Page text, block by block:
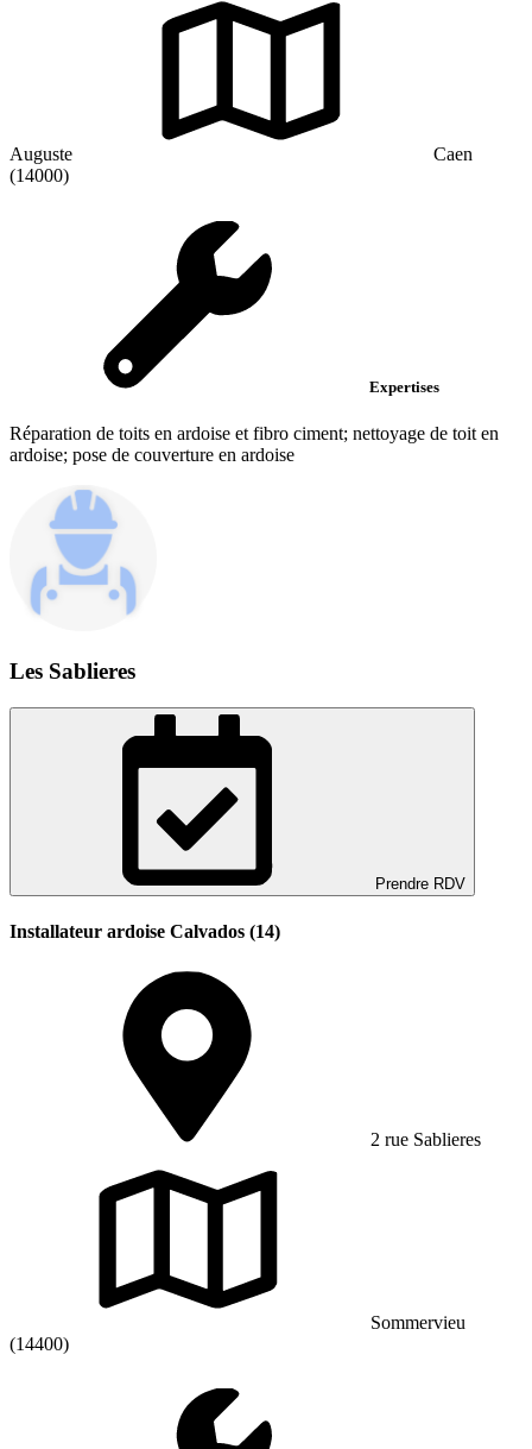
Auguste
Caen
(14000)
Expertises
Réparation de toits en ardoise et fibro ciment; nettoyage de toit en
ardoise; pose de couverture en ardoise
Les Sablieres
Prendre RDV
Installateur ardoise Calvados (14)
2 rue Sablieres
Sommervieu
(14400)